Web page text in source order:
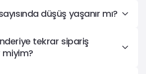
düşüş yaşanır mı?
tekrar sipariş
miyim?